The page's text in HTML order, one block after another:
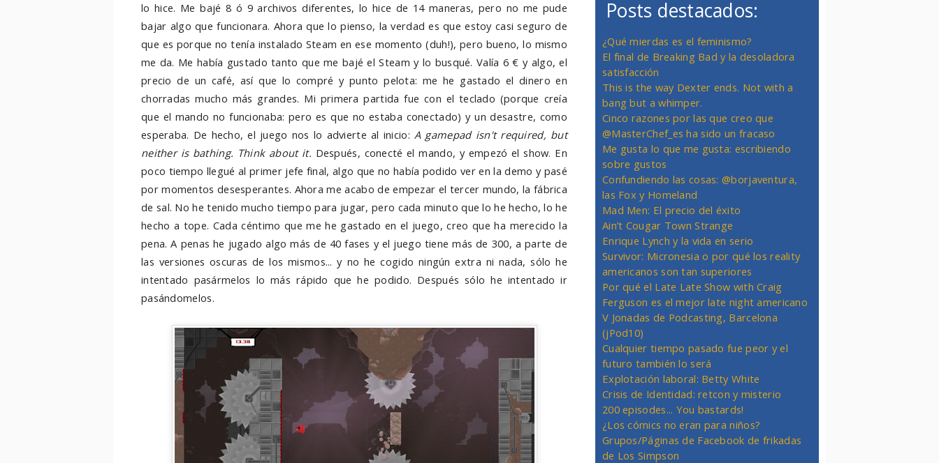
lo hice. Me bajé 8 ó 9 archivos diferentes, lo hice de 14 maneras, pero no me pude
bajar algo que funcionara. Ahora que lo pienso, la verdad es que estoy casi seguro de
que es porque no tenía instalado Steam en ese momento (duh!), pero bueno, lo mismo
me da. Me había gustado tanto que me bajé el Steam y lo busqué. Valía 6 € y algo, el
precio de un café, así que lo compré y punto pelota: me he gastado el dinero en
chorradas mucho más grandes. Mi primera partida fue con el teclado (porque creía
que el mando no funcionaba: pero es que no estaba conectado) y un desastre, como
esperaba. De hecho, el juego nos lo advierte al inicio: A gamepad isn't required, but
neither is bathing. Think about it. Después, conecté el mando, y empezó el show. En
poco tiempo llegué al primer jefe final, algo que no había podido ver en la demo y pasé
por momentos desesperantes. Ahora me acabo de empezar el tercer mundo, la fábrica
de sal. No he tenido mucho tiempo para jugar, pero cada minuto que lo he hecho, lo he
hecho a tope. Cada céntimo que me he gastado en el juego, creo que ha merecido la
pena. A penas he jugado algo más de 40 fases y el juego tiene más de 300, a parte de
las versiones oscuras de los mismos... y no he cogido ningún extra ni nada, sólo he
intentado pasármelos lo más rápido que he podido. Después sólo he intentado ir
pasándomelos.
Posts destacados:
¿Qué mierdas es el feminismo?
El final de Breaking Bad y la desoladora
satisfacción
This is the way Dexter ends. Not with a
bang but a whimper.
Cinco razones por las que creo que
@MasterChef_es ha sido un fracaso
Me gusta lo que me gusta: escribiendo
sobre gustos
Confundiendo las cosas: @borjaventura,
las Fox y Homeland
Mad Men: El precio del éxito
Ain’t Cougar Town Strange
Enrique Lynch y la vida en serio
Survivor: Micronesia o por qué los reality
americanos son tan superiores
Por qué el Late Late Show with Craig
Ferguson es el mejor late night americano
V Jonadas de Podcasting, Barcelona
(jPod10)
Cualquier tiempo pasado fue peor y el
futuro también lo será
Explotación laboral: Betty White
Crisis de Identidad: retcon y misterio
200 episodes... You bastards!
¿Los cómics no eran para niños?
Grupos/Páginas de Facebook de frikadas
de Los Simpson